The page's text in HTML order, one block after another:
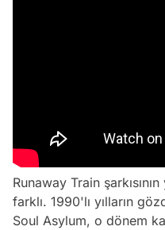
Runaway Train
farklı. 1990'lı yılların
Soul Asylum, o dönem